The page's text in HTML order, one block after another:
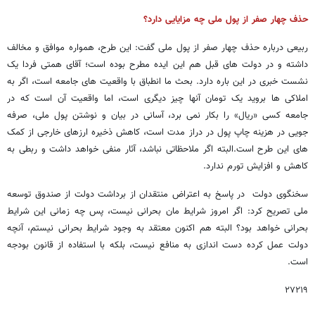
حذف چهار صفر از پول ملی چه مزایایی دارد؟
ربیعی درباره حذف چهار صفر از پول ملی گفت: این طرح، همواره موافق و مخالف
داشته و در دولت های قبل هم این ایده مطرح بوده است؛ آقای همتی فردا یک
نشست خبری در این باره دارد. بحث ما انطباق با واقعیت های جامعه است، اگر به
املاکی ها بروید یک تومان آنها چیز دیگری است، اما واقعیت آن است که در
جامعه کسی «ریال» را بکار نمی برد، آسانی در بیان و نوشتن پول ملی، صرفه
جویی در هزینه چاپ پول در دراز مدت است، کاهش ذخیره ارزهای خارجی از کمک
های این طرح است.البته اگر ملاحظاتی نباشد، آثار منفی خواهد داشت و ربطی به
کاهش و افزایش تورم ندارد.
سخنگوی دولت در پاسخ به اعتراض منتقدان از برداشت دولت از صندوق توسعه
ملی تصریح کرد: اگر امروز شرایط مان بحرانی نیست، پس چه زمانی این شرایط
بحرانی خواهد بود؟ البته هم اکنون معتقد به وجود شرایط بحرانی نیستم، آنچه
دولت عمل کرده دست اندازی به منافع نیست، بلکه با استفاده از قانون بودجه
است.
۲۷۲۱۹